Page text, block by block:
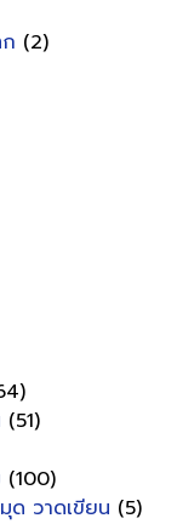
(2)
(51)
(100)
ด วาดเขียน (5)